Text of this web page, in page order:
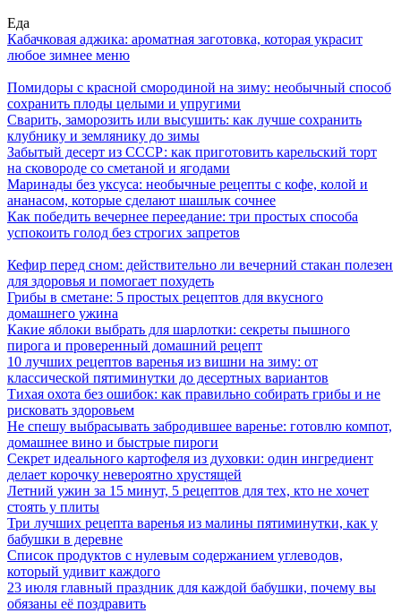
Еда
Кабачковая аджика: ароматная заготовка, которая украсит
любое зимнее меню
Помидоры с красной смородиной на зиму: необычный способ
сохранить плоды целыми и упругими
Сварить, заморозить или высушить: как лучше сохранить
клубнику и землянику до зимы
Забытый десерт из СССР: как приготовить карельский торт
на сковороде со сметаной и ягодами
Маринады без уксуса: необычные рецепты с кофе, колой и
ананасом, которые сделают шашлык сочнее
Как победить вечернее переедание: три простых способа
успокоить голод без строгих запретов
Кефир перед сном: действительно ли вечерний стакан полезен
для здоровья и помогает похудеть
Грибы в сметане: 5 простых рецептов для вкусного
домашнего ужина
Какие яблоки выбрать для шарлотки: секреты пышного
пирога и проверенный домашний рецепт
10 лучших рецептов варенья из вишни на зиму: от
классической пятиминутки до десертных вариантов
Тихая охота без ошибок: как правильно собирать грибы и не
рисковать здоровьем
Не спешу выбрасывать забродившее варенье: готовлю компот,
домашнее вино и быстрые пироги
Секрет идеального картофеля из духовки: один ингредиент
делает корочку невероятно хрустящей
Летний ужин за 15 минут, 5 рецептов для тех, кто не хочет
стоять у плиты
Три лучших рецепта варенья из малины пятиминутки, как у
бабушки в деревне
Список продуктов с нулевым содержанием углеводов,
который удивит каждого
23 июля главный праздник для каждой бабушки, почему вы
обязаны её поздравить